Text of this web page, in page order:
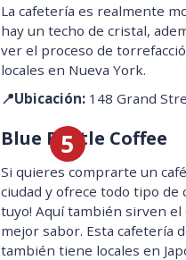
La cafetería es realmente
hay un techo de cristal,
ver el proceso de
locales en Nueva York.
📍Ubicación: 148 Grand
Blue Bottle Coffee
Si quieres comprarte un
ciudad y ofrece todo tipo de
tuyo! Aquí también sirven el
mejor sabor. Esta cafetería
también tiene locales en